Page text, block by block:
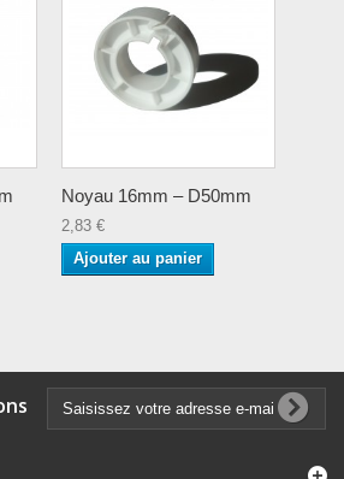
Noyau 16mm – D50mm
2,83 €
Ajouter au panier